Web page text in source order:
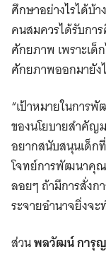
ศึกษาอย่างไรได้บ้
คนสมควรได้รับกา
ศักยภาพ เพราะเด็
ศักยภาพออกมายัง
“เป้าหมายในการ
ของนโยบายสำคัญ
อยากสนับสนุนเด็ก
โจทย์การพัฒนาคุ
ลอยๆ ถ้ามีการสั่งก
ระจายอำนาจยิ่งจ
ส่วนพลวัฒน์ การุ